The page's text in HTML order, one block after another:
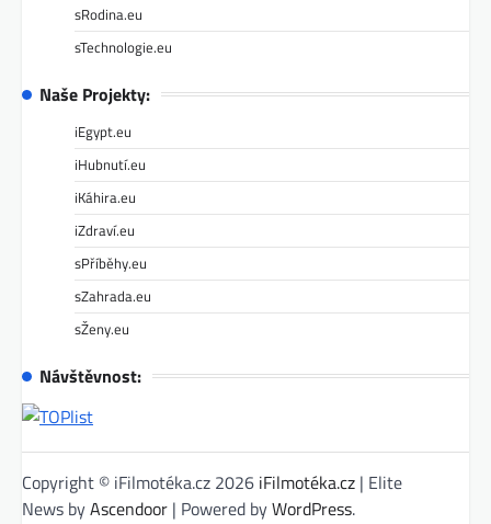
sRodina.eu
sTechnologie.eu
Naše Projekty:
iEgypt.eu
iHubnutí.eu
iKáhira.eu
iZdraví.eu
sPříběhy.eu
sZahrada.eu
sŽeny.eu
Návštěvnost:
Copyright © iFilmotéka.cz 2026 iFilmotéka.cz | Elite
News byAscendoor | Powered byWordPress.